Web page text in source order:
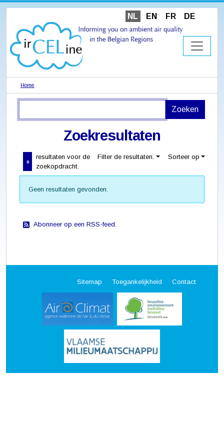
NL EN FR DE
Home
Zoekresultaten
0
resultaten voor de
zoekopdracht.
Filter de resultaten. Sorteer op
Geen resultaten gevonden.
Abonneer op een RSS-feed.
Sitemap Toegankelijkheid Contact